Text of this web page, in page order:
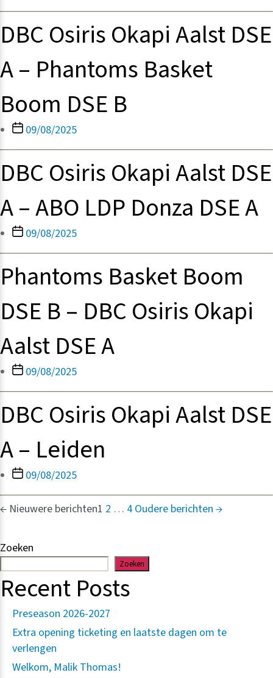
DBC Osiris Okapi Aalst DSE
A – Phantoms Basket
Boom DSE B
Berichtdatum
09/08/2025
DBC Osiris Okapi Aalst DSE
A – ABO LDP Donza DSE A
Berichtdatum
09/08/2025
Phantoms Basket Boom
DSE B – DBC Osiris Okapi
Aalst DSE A
Berichtdatum
09/08/2025
DBC Osiris Okapi Aalst DSE
A – Leiden
Berichtdatum
09/08/2025
Berichten
paginering
← Nieuwere berichten1 2 … 4 Oudere berichten →
Zoeken
Zoeken
Recent Posts
Preseason 2026-2027
Extra opening ticketing en laatste dagen om te
verlengen
Welkom, Malik Thomas!